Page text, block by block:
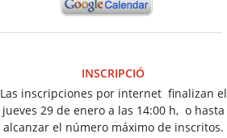
INSCRIPCIÓ
Las inscripciones por internet finalizan el
jueves 29 de enero a las 14:00 h, o hasta
alcanzar el número máximo de inscritos.